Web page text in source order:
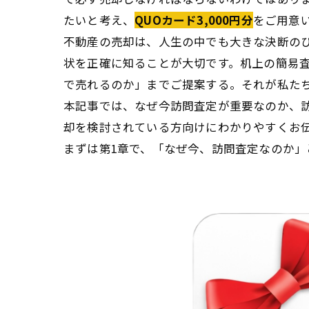
たいと考え、 QUOカード3,000円分をご用意
不動産の売却は、人生の中でも大きな決断の
状を正確に知ることが大切です。机上の簡易
で売れるのか」までご提案する。それが私た
本記事では、なぜ今訪問査定が重要なのか
却を検討されている方向けにわかりやすくお
まずは第1章で、「なぜ今、訪問査定なのか